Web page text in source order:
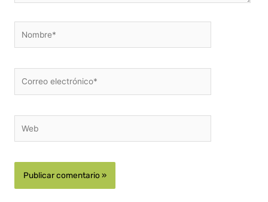
electrónico*